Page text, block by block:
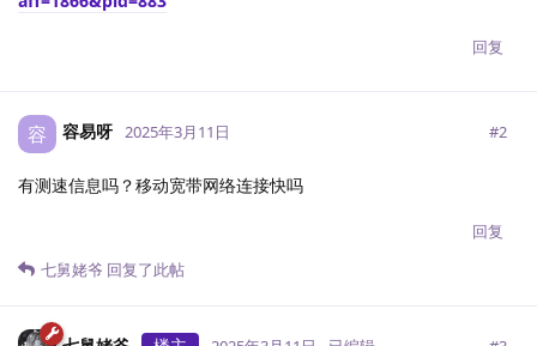
回复
容 容易呀 2025年3月11日 #2
有测速信息吗？移动宽带网络连接快吗
回复
七舅姥爷 回复了此帖